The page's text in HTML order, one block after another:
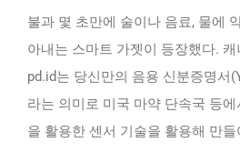
불과 몇 초만에 술이나 음료, 물에
아내는 스마트 가젯이 등장했다.
pd.id는 당신만의 음용 신분증명서
라는 의미로 미국 마약 단속국 등
을 활용한 센서 기술을 활용해 만들